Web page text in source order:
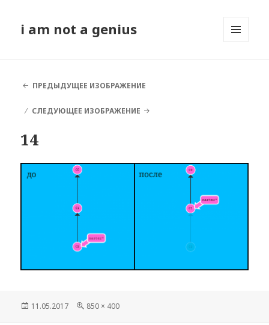
i am not a genius
ПРЕДЫДУЩЕЕ ИЗОБРАЖЕНИЕ
СЛЕДУЮЩЕЕ ИЗОБРАЖЕНИЕ
14
Опубликовано
11.05.2017
Полный
850 × 400